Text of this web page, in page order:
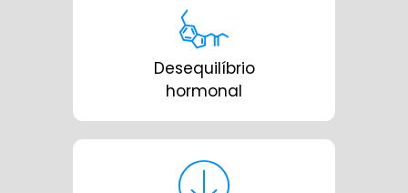
Desequilíbrio
hormonal